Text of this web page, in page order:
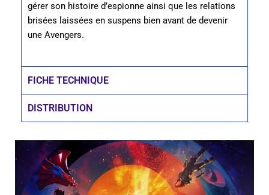
gérer son histoire d’espionne ainsi que les relations
brisées laissées en suspens bien avant de devenir
une Avengers.
FICHE TECHNIQUE
DISTRIBUTION